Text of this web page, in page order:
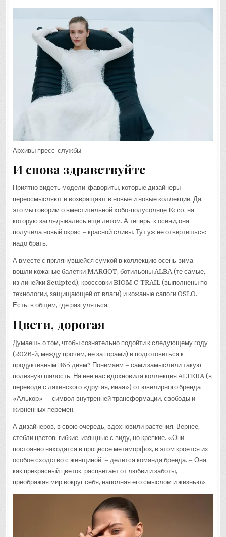
Архивы пресс-службы
И снова здравствуйте
Приятно видеть модели-фавориты, которые дизайнеры
переосмысляют и возвращают в новые и новые коллекции. Да,
это мы говорим о вместительной хобо-полусолнце Ecco, на
которую заглядывались еще летом. А теперь, к осени, она
получила новый окрас – красной сливы. Тут уж не отвертишься:
надо брать.
А вместе с прглянувшейся сумкой в коллекцию осень-зима
вошли кожаные балетки MARGOT, ботильоны ALBA (те самые,
из линейки Sculpted), кроссовки BIOM C-TRAIL (выполнены по
технологии, защищающей от влаги) и кожаные сапоги OSLO.
Есть, в общем, где разгуляться.
Цвети, дорогая
Думаешь о том, чтобы сознательно подойти к следующему году
(2026-й, между прочим, не за горами) и подготовиться к
продуктивным 365 дням? Понимаем – сами замыслили такую
полезную шалость. На нее нас вдохновила коллекция ALTERA (в
переводе с латинского «другая, иная») от ювелирного бренда
«Алькор» — символ внутренней трансформации, свободы и
жизненных перемен.
А дизайнеров, в свою очередь, вдохновили растения. Вернее,
стебли цветов: гибкие, изящные с виду, но крепкие. «Они
постоянно находятся в процессе метаморфоз, в этом кроется их
особое сходство с женщиной, – делится команда бренда. – Она,
как прекрасный цветок, расцветает от любви и заботы,
преображая мир вокруг себя, наполняя его смыслом и жизнью».